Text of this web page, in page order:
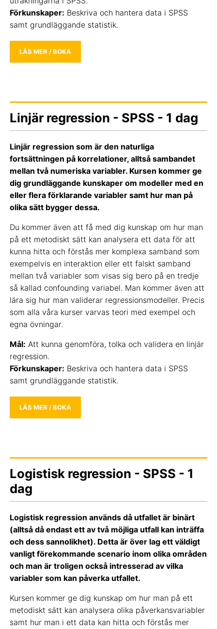
Förkunskaper: Beskriva och hantera data i SPSS
samt grundläggande statistik.
LÄS MER / BOKA
Linjär regression - SPSS - 1 dag
Linjär regression som är den naturliga
fortsättningen på korrelationer, alltså sambandet
mellan två numeriska variabler. Kursen kommer ge
dig grundläggande kunskaper om modeller med en
eller flera förklarande variabler samt hur man på
olika sätt bygger dessa.
Du kommer även att få med dig kunskap om hur man
på ett metodiskt sätt kan analysera ett data för att
kunna hitta och förstås mer komplexa samband som
exempelvis en interaktion eller ett falskt samband
mellan två variabler som visas sig bero på en tredje
så kallad confounding variabel. Man kommer även att
lära sig hur man validerar regressionsmodeller. Precis
som alla våra kurser varvas teori med exempel och
egna övningar.
Mål: Att kunna genomföra, tolka och validera en linjär
regression.
Förkunskaper: Beskriva och hantera data i SPSS
samt grundläggande statistik.
LÄS MER / BOKA
Logistisk regression - SPSS - 1
dag
Logistisk regression används då utfallet är binärt
(alltså då endast ett av två möjliga utfall kan inträffa
och dess sannolikhet). Detta är över lag ett väldigt
vanligt förekommande scenario inom olika områden
och man är troligen också intresserad av vilka
variabler som kan påverka utfallet.
Kursen kommer ge dig kunskap om hur man på ett
metodiskt sätt kan analysera olika påverkansvariabler
samt hur man i ett data kan hitta och förstås mer